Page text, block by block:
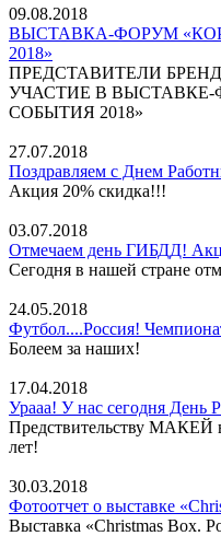
09.08.2018
ВЫСТАВКА-ФОРУМ
2018»
ПРЕДСТАВИТЕЛИ
УЧАСТИЕ В
СОБЫТИЯ 2018»
27.07.2018
Поздравляем с Днем
Акция 20% скидка!!!
03.07.2018
Отмечаем день ГИБДД!
Сегодня в нашей стране
24.05.2018
Футбол....Россия!
Болеем за наших!
17.04.2018
Урааа! У нас сегодня День
Предствительству МАКЕЙ
лет!
30.03.2018
Фотоотчет о выставке
Выставка «Christmas Box.